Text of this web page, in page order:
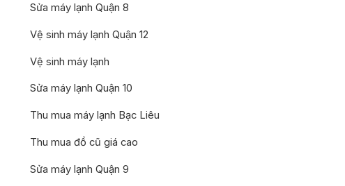
Sửa máy lạnh Quận 8
Vệ sinh máy lạnh Quận 12
Vệ sinh máy lạnh
Sửa máy lạnh Quận 10
Thu mua máy lạnh Bạc Liêu
Thu mua đồ cũ giá cao
Sửa máy lạnh Quận 9